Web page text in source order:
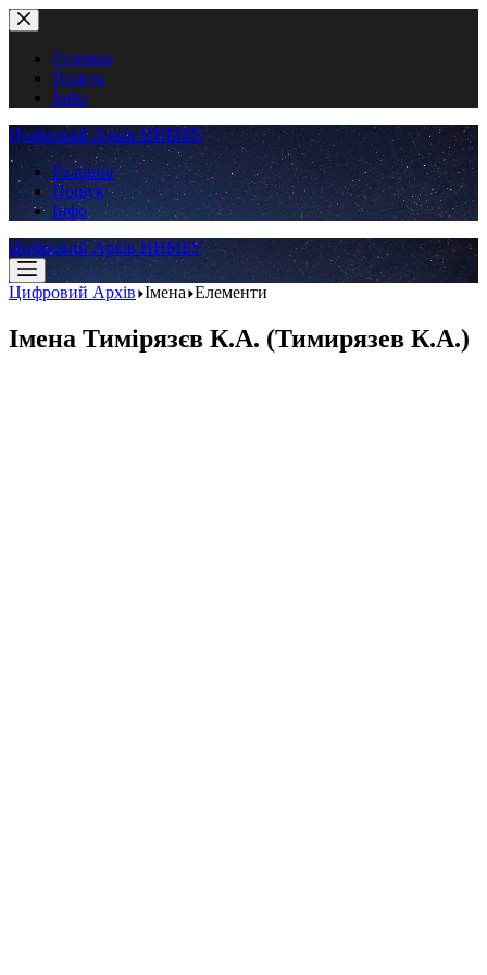
Перейти
до
вмістуГоловна
Пошук
Інфо
Цифровий Архів ННМБУ
Головна
Пошук
Інфо
Цифровий Архів ННМБУ
Цифровий Архів Імена Елементи
Імена Тимірязєв К.А. (Тимирязев К.А.)